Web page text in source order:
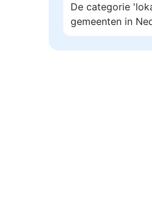
De categorie
gemeenten in